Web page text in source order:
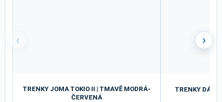
‹
TRENKY JOMA TOKIO II | TMAVĚ MODRÁ-
ČERVENÁ
TRENKY
›